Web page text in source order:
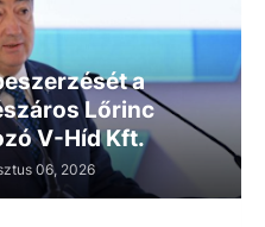
a
Lőrinc
V-Híd Kft.
06, 2026